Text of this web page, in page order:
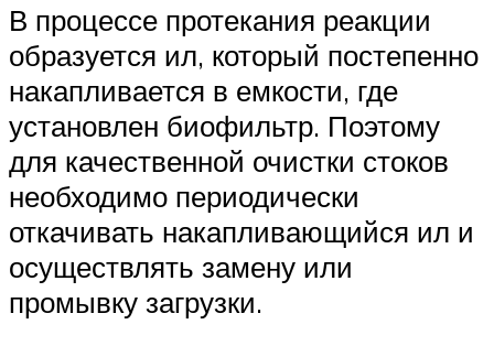
В процессе протекания реакции
образуется ил, который постепенно
накапливается в емкости, где
установлен биофильтр. Поэтому
для качественной очистки стоков
необходимо периодически
откачивать накапливающийся ил и
осуществлять замену или
промывку загрузки.